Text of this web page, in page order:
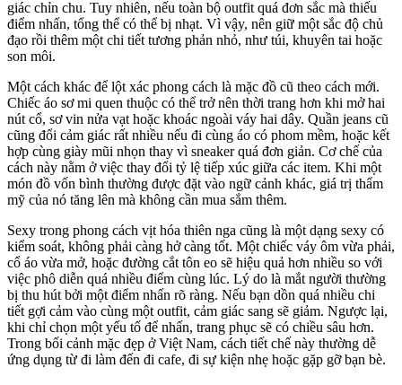
giác chỉn chu. Tuy nhiên, nếu toàn bộ outfit quá đơn sắc mà thiếu
điểm nhấn, tổng thể có thể bị nhạt. Vì vậy, nên giữ một sắc độ chủ
đạo rồi thêm một chi tiết tương phản nhỏ, như túi, khuyên tai hoặc
son môi.
Một cách khác để lột xác phong cách là mặc đồ cũ theo cách mới.
Chiếc áo sơ mi quen thuộc có thể trở nên thời trang hơn khi mở hai
nút cổ, sơ vin nửa vạt hoặc khoác ngoài váy hai dây. Quần jeans cũ
cũng đổi cảm giác rất nhiều nếu đi cùng áo có phom mềm, hoặc kết
hợp cùng giày mũi nhọn thay vì sneaker quá đơn giản. Cơ chế của
cách này nằm ở việc thay đổi tỷ lệ tiếp xúc giữa các item. Khi một
món đồ vốn bình thường được đặt vào ngữ cảnh khác, giá trị thẩm
mỹ của nó tăng lên mà không cần mua sắm thêm.
Sexy trong phong cách vịt hóa thiên nga cũng là một dạng sexy có
kiểm soát, không phải càng hở càng tốt. Một chiếc váy ôm vừa phải,
cổ áo vừa mở, hoặc đường cắt tôn eo sẽ hiệu quả hơn nhiều so với
việc phô diễn quá nhiều điểm cùng lúc. Lý do là mắt người thường
bị thu hút bởi một điểm nhấn rõ ràng. Nếu bạn dồn quá nhiều chi
tiết gợi cảm vào cùng một outfit, cảm giác sang sẽ giảm. Ngược lại,
khi chỉ chọn một yếu tố để nhấn, trang phục sẽ có chiều sâu hơn.
Trong bối cảnh mặc đẹp ở Việt Nam, cách tiết chế này thường dễ
ứng dụng từ đi làm đến đi cafe, đi sự kiện nhẹ hoặc gặp gỡ bạn bè.